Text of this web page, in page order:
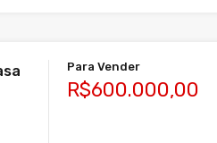
Para Vender
R$600.000,00